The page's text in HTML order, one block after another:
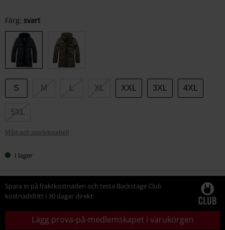
Välj
din
storlek
Färg: svart
S M XL XXL 3XL 4XL
5XL
Mått och storlekstabell
I lager
Spara in på fraktkostnaden och testa Backstage Club
kostnadsfritt i 30 dagar direkt:
Lägg prova-på-medlemskapet i varukorgen